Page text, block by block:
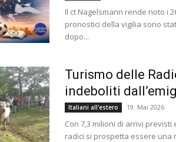
Il ct Nagelsmann rende noto i
pronostici della vigilia sono
dopo...
Turismo delle
indeboliti
Italiani all'estero 19. Mai 2026
Con 7,3 milioni di arrivi
radici si prospetta essere una